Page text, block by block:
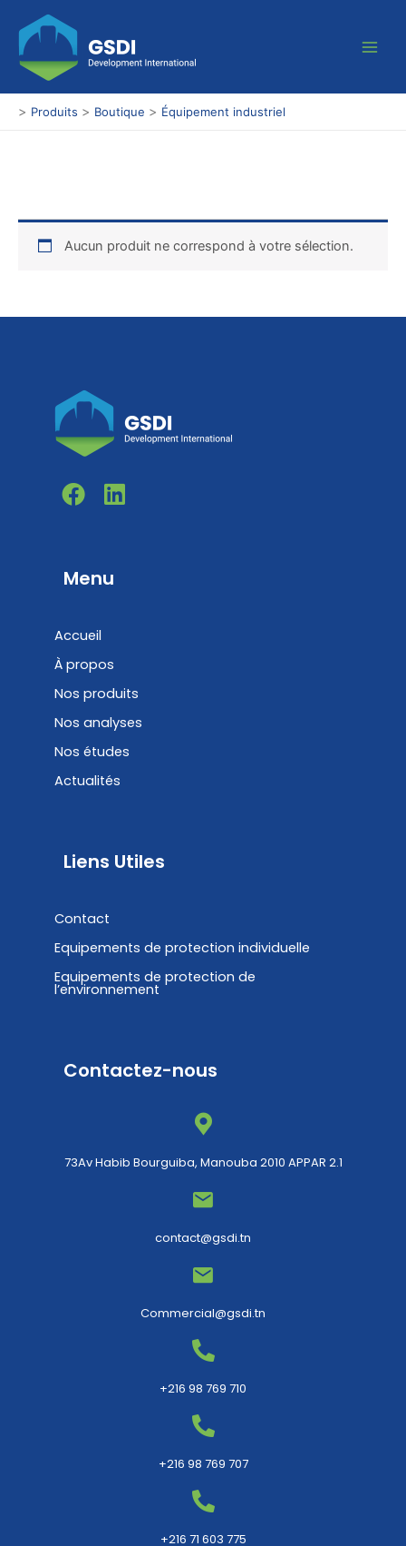
contenu
> Produits > Boutique > Équipement industriel
Aucun produit ne correspond à votre sélection.
F
a
b
o
L
i
e
Menu
Accueil
À propos
Nos produits
Nos analyses
Nos études
Actualités
Liens Utiles
Contact
Equipements de protection individuelle
Equipements de protection de
l’environnement
Contactez-nous
73Av Habib Bourguiba, Manouba 2010 APPAR 2.1
contact@gsdi.tn
Commercial@gsdi.tn
+216 98 769 710
+216 98 769 707
+216 71 603 775